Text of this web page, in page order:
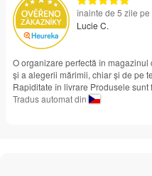
înainte de 5 zile
Lucie C.
O organizare perfectă în
și a alegerii mărimii, chiar și de pe
Rapiditate în livrare Produsele
Tradus automat din